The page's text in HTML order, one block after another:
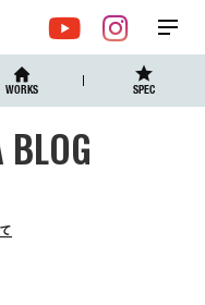
WORKS SPEC
YouTube
メ